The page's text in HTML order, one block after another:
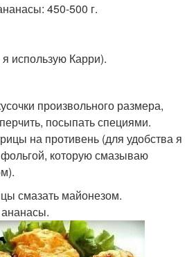
450-500 г.
использую Карри).
произвольного размера,
посыпать специями.
на противень (для удобства я
которую смазываю
смазать майонезом.